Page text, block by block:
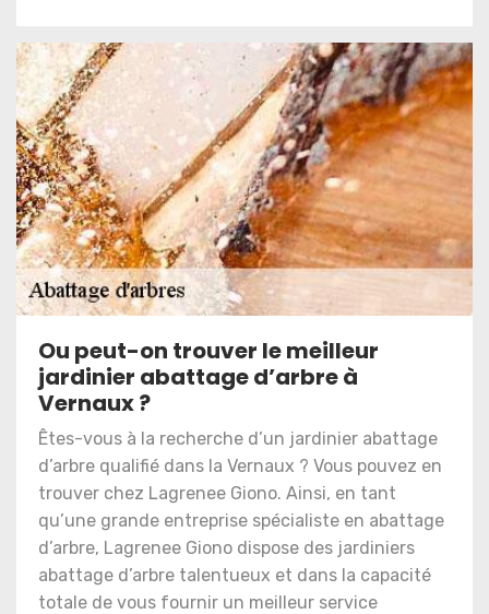
Ou peut-on trouver le meilleur
jardinier abattage d’arbre à
Vernaux ?
Êtes-vous à la recherche d’un jardinier abattage
d’arbre qualifié dans la Vernaux ? Vous pouvez en
trouver chez Lagrenee Giono. Ainsi, en tant
qu’une grande entreprise spécialiste en abattage
d’arbre, Lagrenee Giono dispose des jardiniers
abattage d’arbre talentueux et dans la capacité
totale de vous fournir un meilleur service